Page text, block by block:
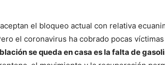
el bloqueo actual con relativa
el coronavirus ha cobrado pocas
se queda en casa es la falta de